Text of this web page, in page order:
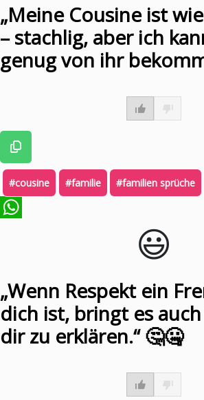
„Meine Cousine ist
– stachlig, aber ich
genug von ihr
#cousine #familie #familien sprüche
😃️
„Wenn Respekt ein
dich ist, bringt es
dir zu erklären.“ 🤔🤐